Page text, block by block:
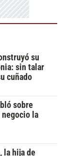
su
sin talar
cuñado
sobre
negocio la
la hija de